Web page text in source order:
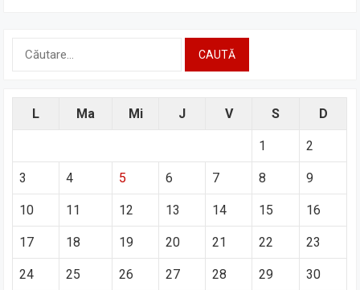
L Ma Mi J V S D
1 2
3 4 5 6 7 8 9
10 11 12 13 14 15 16
17 18 19 20 21 22 23
24 25 26 27 28 29 30